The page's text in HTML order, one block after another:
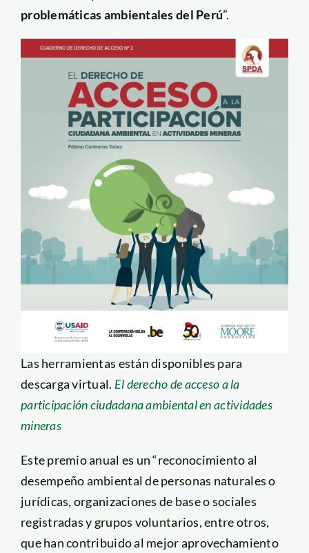
problemáticas ambientales del Perú”.
Las herramientas están disponibles para
descarga virtual. El derecho de acceso a la
participación ciudadana ambiental en actividades
mineras
Este premio anual es un “reconocimiento al
desempeño ambiental de personas naturales o
jurídicas, organizaciones de base o sociales
registradas y grupos voluntarios, entre otros,
que han contribuido al mejor aprovechamiento